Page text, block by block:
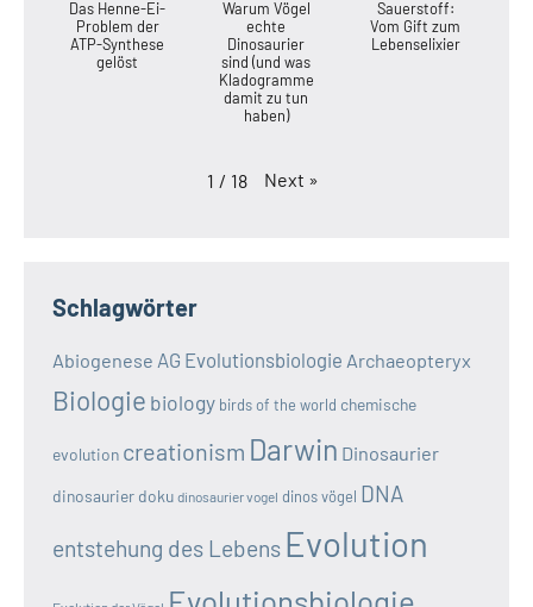
Das Henne-Ei-
Problem der
ATP-Synthese
gelöst
Warum Vögel
echte
Dinosaurier
sind (und was
Kladogramme
damit zu tun
haben)
Sauerstoff:
Vom Gift zum
Lebenselixier
1 / 18 Next »
Schlagwörter
Abiogenese AG Evolutionsbiologie Archaeopteryx
Biologie biology birds of the world chemische
evolution creationism Darwin Dinosaurier
dinosaurier doku dinosaurier vogel dinos vögel DNA
entstehung des Lebens Evolution